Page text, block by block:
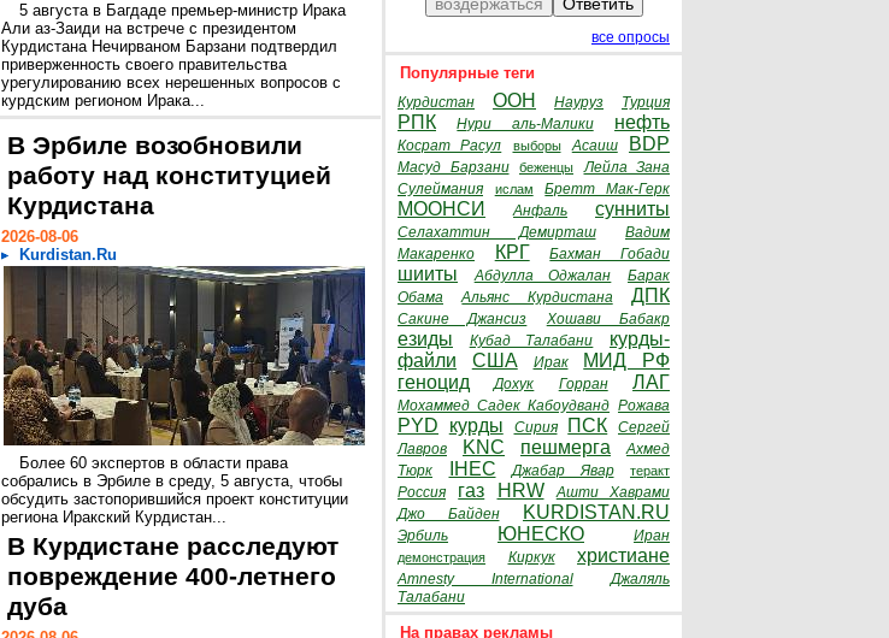
5 августа в Багдаде премьер-министр Ирака
Али аз-Заиди на встрече с президентом
Курдистана Нечирваном Барзани подтвердил
приверженность своего правительства
урегулированию всех нерешенных вопросов с
курдским регионом Ирака...
В Эрбиле возобновили
работу над конституцией
Курдистана
2026-08-06
Kurdistan.Ru
Более 60 экспертов в области права
собрались в Эрбиле в среду, 5 августа, чтобы
обсудить застопорившийся проект конституции
региона Иракский Курдистан...
В Курдистане расследуют
повреждение 400-летнего
дуба
все опросы
Популярные теги
Курдистан ООН Науруз Турция
РПК Нури аль-Малики нефть
Косрат Расул выборы Асаиш BDP
Масуд Барзани беженцы
Лейла Зана
Сулеймания
ислам Бретт Мак-Герк
МООНСИ Анфаль сунниты
Селахаттин Демирташ
Вадим
Макаренко
КРГ Бахман Гобади
шииты Абдулла Оджалан
Барак
Обама
Альянс Курдистана ДПК
Сакине Джансиз Хошави Бабакр
езиды Кубад Талабани
курды-
файли
США Ирак
МИД РФ
геноцид
Дохук Горран ЛАГ
Мохаммед Садек Кабоудванд Рожава
PYD курды Сирия ПСК
Сергей
Лавров
KNC пешмерга
Ахмед
Тюрк
IHEC Джабар Явар теракт
Россия газ HRW
Ашти Хаврами
Джо Байден
KURDISTAN.RU
Эрбиль ЮНЕСКО Иран
демонстрация Киркук христиане
Amnesty International
Джаляль
Талабани
На правах рекламы